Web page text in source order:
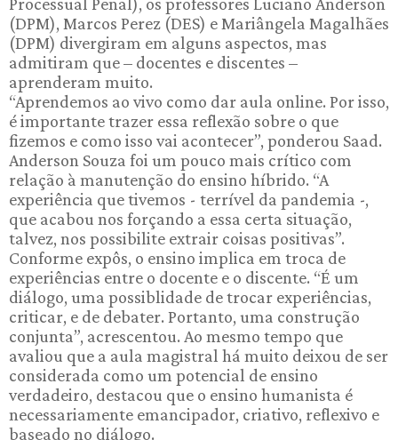
(DPM), Marcos Perez (DES) e Mariângela Magalhães
(DPM) divergiram em alguns aspectos, mas
admitiram que – docentes e discentes –
aprenderam muito.
“Aprendemos ao vivo como dar aula online. Por isso,
é importante trazer essa reflexão sobre o que
fizemos e como isso vai acontecer”, ponderou Saad.
Anderson Souza foi um pouco mais crítico com
relação à manutenção do ensino híbrido. “A
experiência que tivemos - terrível da pandemia -,
que acabou nos forçando a essa certa situação,
talvez, nos possibilite extrair coisas positivas”.
Conforme expôs, o ensino implica em troca de
experiências entre o docente e o discente. “É um
diálogo, uma possiblidade de trocar experiências,
criticar, e de debater. Portanto, uma construção
conjunta”, acrescentou. Ao mesmo tempo que
avaliou que a aula magistral há muito deixou de ser
considerada como um potencial de ensino
verdadeiro, destacou que o ensino humanista é
necessariamente emancipador, criativo, reflexivo e
baseado no diálogo.